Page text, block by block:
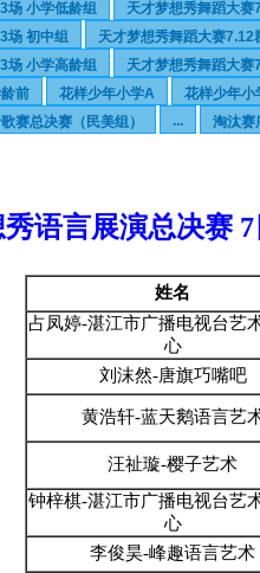
场 小学低龄组
天才梦想秀舞蹈大
场 初中组
天才梦想秀舞蹈大赛7.12
场 小学高龄组
天才梦想秀舞蹈大
前 花样少年小学A 花样少年小
赛总决赛（民美组） ... 淘汰赛
语言展演总决赛
姓名
占凤婷-湛江市广播电视台艺
心
刘沫然-唐旗巧嘴吧
黄浩轩-蓝天鹅语言艺
汪祉璇-樱子艺术
钟梓棋-湛江市广播电视台艺
心
李俊昊-峰趣语言艺术